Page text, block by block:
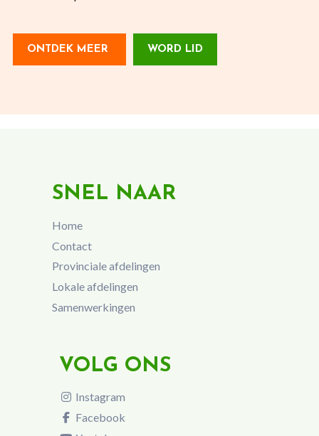
ONTDEK MEER WORD LID
SNEL NAAR
Home
Contact
Provinciale afdelingen
Lokale afdelingen
Samenwerkingen
VOLG ONS
Instagram
Facebook